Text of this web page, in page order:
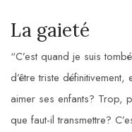
La gaieté
“C’est quand je suis
d’être triste
aimer ses enfants? Trop,
que faut-il transmettre?